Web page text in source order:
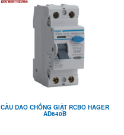
CẦU DAO CHỐNG GIẬT RCBO HAGER
AD640B